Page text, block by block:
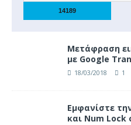
Μετάφραση
με Google
18/03/2018 1
Eμφανίστε
και Num Lock